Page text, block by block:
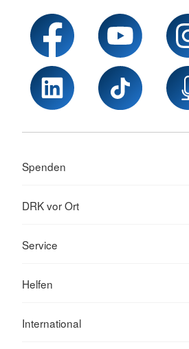
Spenden
DRK vor Ort
Service
Helfen
International